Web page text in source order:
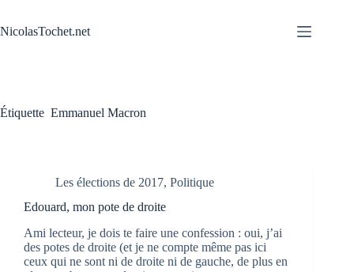
contenu
NicolasTochet.net
Étiquette Emmanuel Macron
Les élections de 2017, Politique
Edouard, mon pote de droite
Ami lecteur, je dois te faire une confession : oui, j’ai
des potes de droite (et je ne compte même pas ici
ceux qui ne sont ni de droite ni de gauche, de plus en